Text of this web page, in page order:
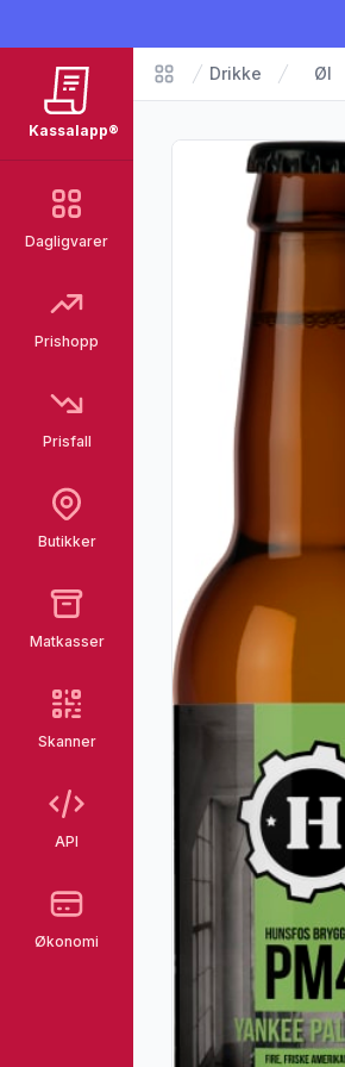
Kassalapp®
Dagligvarer
Prishopp
Prisfall
Butikker
Matkasser
Skanner
API
Økonomi
Matvarer
Drikke Øl